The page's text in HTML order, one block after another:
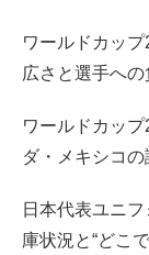
ワールドカッ
広さと選手へ
ワールドカッ
ダ・メキシコ
日本代表ユニ
庫状況と“どこ